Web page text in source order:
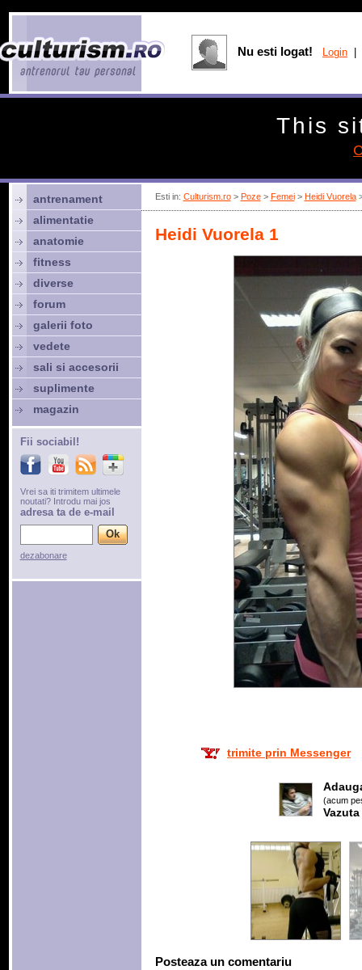
Esti in: Culturism.ro> Poze> Femei> Heidi Vuorela
Heidi Vuorela 1
trimite prin Messenger
(acum
Vazuta
Posteaza un comentariu
antrenament
alimentatie
anatomie
fitness
diverse
forum
galerii foto
vedete
sali si accesorii
suplimente
magazin
Fii sociabil!
Vrei sa iti trimitem ultimele
noutati? Introdu mai jos
adresa ta de e-mail
dezabonare
Nu esti logat! Login
This